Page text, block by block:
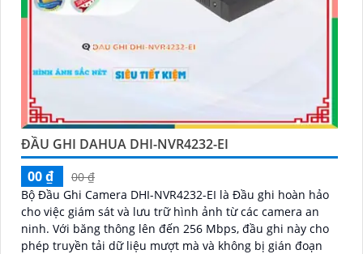
ĐẦU GHI DAHUA DHI-NVR4232-EI
00 ₫
00 ₫
Bộ Đầu Ghi Camera DHI-NVR4232-EI là Đầu ghi hoàn hảo
cho việc giám sát và lưu trữ hình ảnh từ các camera an
ninh. Với băng thông lên đến 256 Mbps, đầu ghi này cho
phép truyền tải dữ liệu mượt mà và không bị gián đoạn